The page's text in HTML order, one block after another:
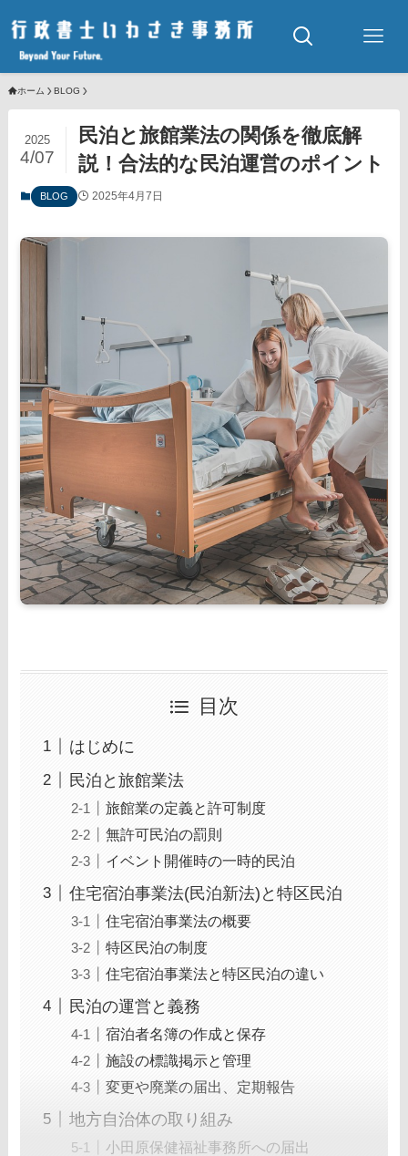
ホーム BLOG
民泊と旅館業法の関係を徹底解
説！合法的な民泊運営のポイント
2025
4/07
BLOG 2025年4月7日
目次
はじめに
民泊と旅館業法
旅館業の定義と許可制度
無許可民泊の罰則
イベント開催時の一時的民泊
住宅宿泊事業法(民泊新法)と特区民泊
住宅宿泊事業法の概要
特区民泊の制度
住宅宿泊事業法と特区民泊の違い
民泊の運営と義務
宿泊者名簿の作成と保存
施設の標識掲示と管理
変更や廃業の届出、定期報告
地方自治体の取り組み
小田原保健福祉事務所への届出